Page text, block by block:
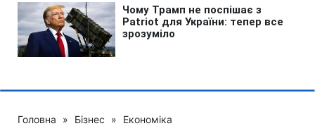
Головна » Бізнес » Економіка